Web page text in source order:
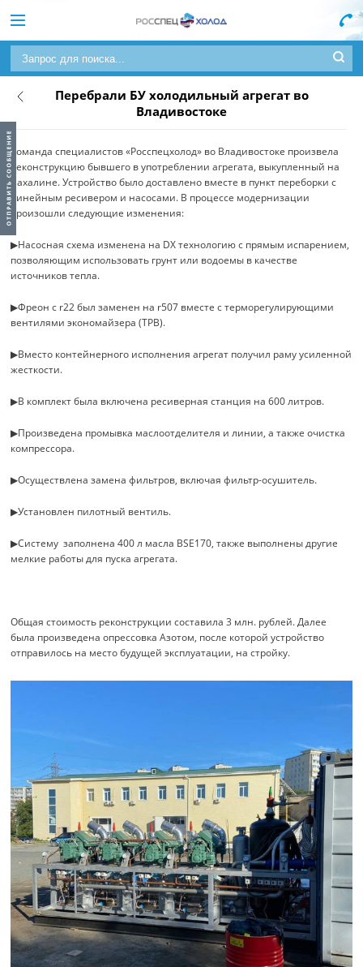
Перебрали БУ холодильный агрегат во
Владивостоке
Команда специалистов «Росспецхолод» во Владивостоке произвела
реконструкцию бывшего в употреблении агрегата, выкупленный на
Сахалине. Устройство было доставлено вместе в пункт переборки с
линейным ресивером и насосами. В процессе модернизации
произошли следующие изменения:
▶Насосная схема изменена на DX технологию с прямым испарением,
позволяющим использовать грунт или водоемы в качестве
источников тепла.
▶Фреон с r22 был заменен на r507 вместе с терморегулирующими
вентилями экономайзера (ТРВ).
▶Вместо контейнерного исполнения агрегат получил раму усиленной
жесткости.
▶В комплект была включена ресиверная станция на 600 литров.
▶Произведена промывка маслоотделителя и линии, а также очистка
компрессора.
▶Осуществлена замена фильтров, включая фильтр-осушитель.
▶Установлен пилотный вентиль.
▶Систему заполнена 400 л масла BSE170, также выполнены другие
мелкие работы для пуска агрегата.
Общая стоимость реконструкции составила 3 млн. рублей. Далее
была произведена опрессовка Азотом, после которой устройство
отправилось на место будущей эксплуатации, на стройку.